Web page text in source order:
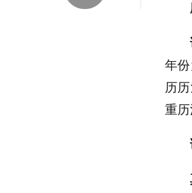
年
历
重历